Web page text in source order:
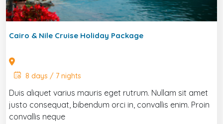
Cairo & Nile Cruise Holiday Package
8 days / 7 nights
Duis aliquet varius mauris eget rutrum. Nullam sit amet
justo consequat, bibendum orci in, convallis enim. Proin
convallis neque